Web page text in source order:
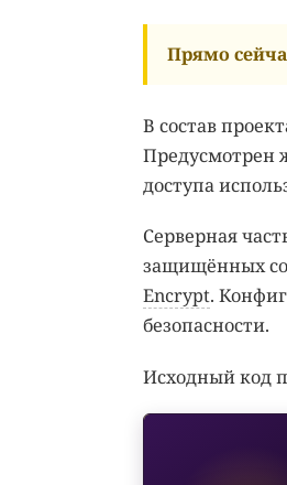
Прямо
В состав
Предусмотрен
доступа
Серверная
защищённых
Encrypt.
безопасности.
Исходный код